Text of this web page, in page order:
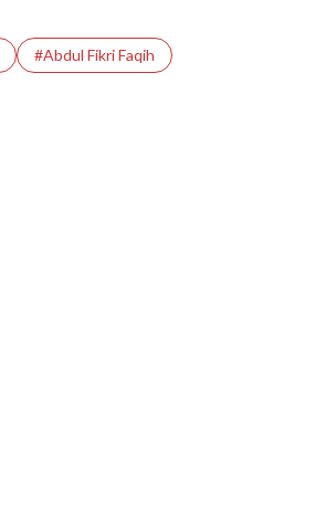
#Abdul Fikri Faqih